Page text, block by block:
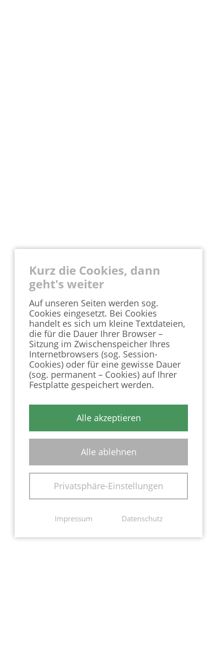
Kurz die Cookies, dann
geht's weiter
Auf unseren Seiten werden sog.
Cookies eingesetzt. Bei Cookies
handelt es sich um kleine Textdateien,
die für die Dauer Ihrer Browser –
Sitzung im Zwischenspeicher Ihres
Internetbrowsers (sog. Session-
Cookies) oder für eine gewisse Dauer
(sog. permanent – Cookies) auf Ihrer
Festplatte gespeichert werden.
Alle akzeptieren
Alle ablehnen
Privatsphäre-Einstellungen
Impressum Datenschutz